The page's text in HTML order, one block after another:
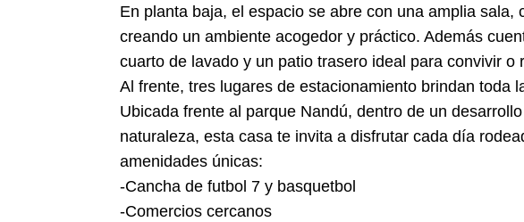
En planta baja, el espacio se abre con una amplia sala,
creando un ambiente acogedor y práctico. Además
cuarto de lavado y un patio trasero ideal para convivir o
Al frente, tres lugares de estacionamiento brindan toda
Ubicada frente al parque Nandú, dentro de un
naturaleza, esta casa te invita a disfrutar cada día
amenidades únicas:
-Cancha de futbol 7 y basquetbol
-Comercios cercanos